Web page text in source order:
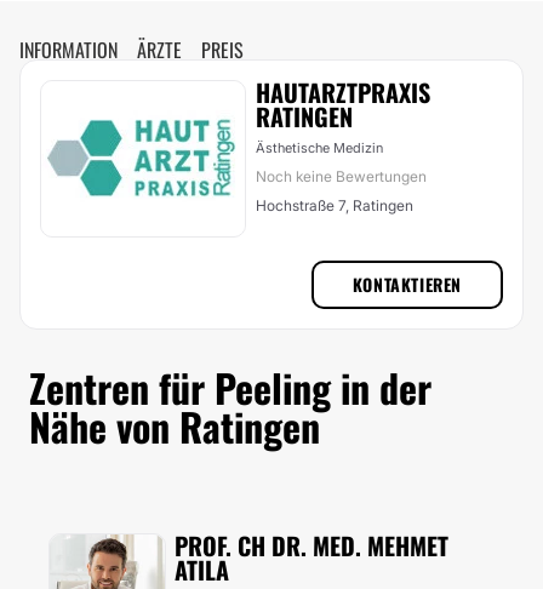
INFORMATION ÄRZTE PREIS
HAUTARZTPRAXIS
RATINGEN
Ästhetische Medizin
Noch keine Bewertungen
Hochstraße 7, Ratingen
KONTAKTIEREN
Zentren für Peeling in der
Nähe von Ratingen
PROF. CH DR. MED. MEHMET
ATILA